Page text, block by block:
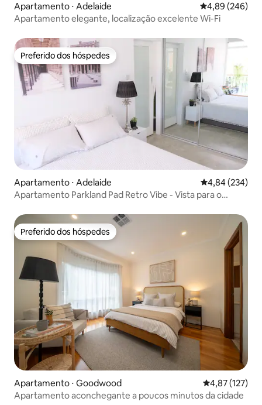
Apartamento ⋅ Adelaide 4,89 de uma
4,89 (246)
Apartamento elegante, localização excelente Wi-Fi
Preferido dos hóspedes
Preferido dos hóspedes
Apartamento ⋅ Adelaide 4,84 de uma
4,84 (234)
Apartamento Parkland Pad Retro Vibe - Vista para o
Preferido dos hóspedes
Preferido dos hóspedes
Apartamento ⋅ Goodwood 4,87 de uma
4,87 (127)
Apartamento aconchegante a poucos minutos da cidade